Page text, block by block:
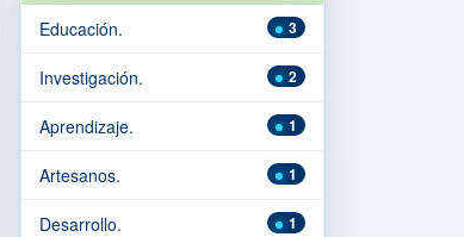
3
Educación.
2
Investigación.
1
Aprendizaje.
1
Artesanos.
1
Desarrollo.